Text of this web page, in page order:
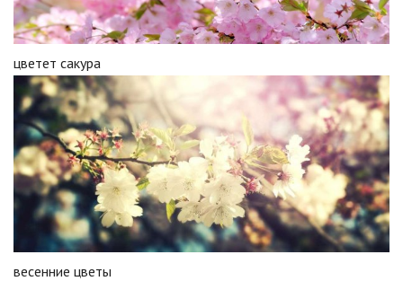
цветет сакура
весенние цветы